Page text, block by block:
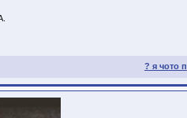
? я чото п